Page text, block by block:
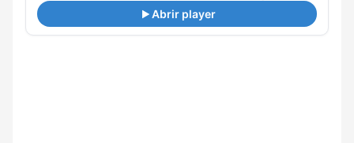
Abrir player